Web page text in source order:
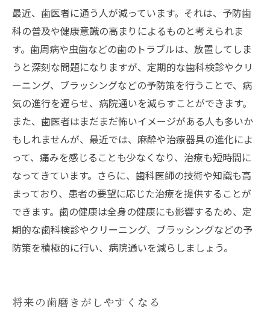
最近、歯医者に通う人が減っています。それは、予防歯
科の普及や健康意識の高まりによるものと考えられま
す。歯周病や虫歯などの歯のトラブルは、放置してしま
うと深刻な問題になりますが、定期的な歯科検診やクリ
ーニング、ブラッシングなどの予防策を行うことで、病
気の進行を遅らせ、病院通いを減らすことができます。
また、歯医者はまだまだ怖いイメージがある人も多いか
もしれませんが、最近では、麻酔や治療器具の進化によ
って、痛みを感じることも少なくなり、治療も短時間に
なってきています。さらに、歯科医師の技術や知識も高
まっており、患者の要望に応じた治療を提供することが
できます。歯の健康は全身の健康にも影響するため、定
期的な歯科検診やクリーニング、ブラッシングなどの予
防策を積極的に行い、病院通いを減らしましょう。
将来の歯磨きがしやすくなる